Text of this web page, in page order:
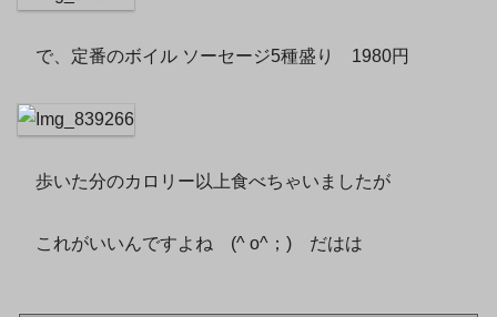
で、定番のボイル ソーセージ5種盛り 1980円
歩いた分のカロリー以上食べちゃいましたが
これがいいんですよね (^ o^；)ゞだはは